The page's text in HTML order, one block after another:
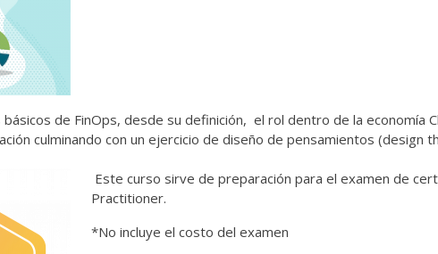
de FinOps, desde su definición, el rol dentro de la economía
culminando con un ejercicio de diseño de pensamientos (design
Este curso sirve de preparación para el examen de
Practitioner.
*No incluye el costo del examen